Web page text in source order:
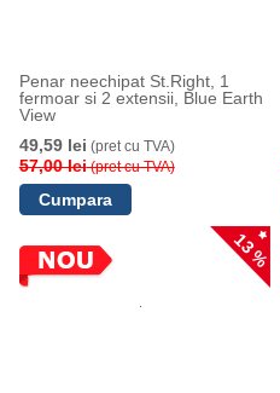
Penar neechipat St.Right, 1
fermoar si 2 extensii, Blue Earth
View
49,59 lei (pret cu TVA)
57,00 lei(pret cu TVA)
13 %